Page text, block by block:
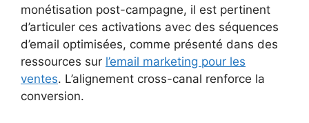
monétisation post-campagne, il est pertinent
d’articuler ces activations avec des séquences
d’email optimisées, comme présenté dans des
ressources sur l’email marketing pour les
ventes. L’alignement cross-canal renforce la
conversion.